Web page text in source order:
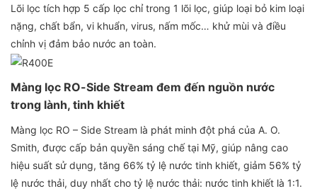
Lõi lọc tích hợp 5 cấp lọc chỉ trong 1 lõi lọc, giúp loại bỏ kim loại
nặng, chất bẩn, vi khuẩn, virus, nấm mốc… khử mùi và điều
chỉnh vị đảm bảo nước an toàn.
Màng lọc RO-Side Stream đem đến nguồn nước
trong lành, tinh khiết
Màng lọc RO – Side Stream là phát minh đột phá của A. O.
Smith, được cấp bản quyền sáng chế tại Mỹ, giúp nâng cao
hiệu suất sử dụng, tăng 66% tỷ lệ nước tinh khiết, giảm 56% tỷ
lệ nước thải, duy nhất cho tỷ lệ nước thải: nước tinh khiết là 1:1.